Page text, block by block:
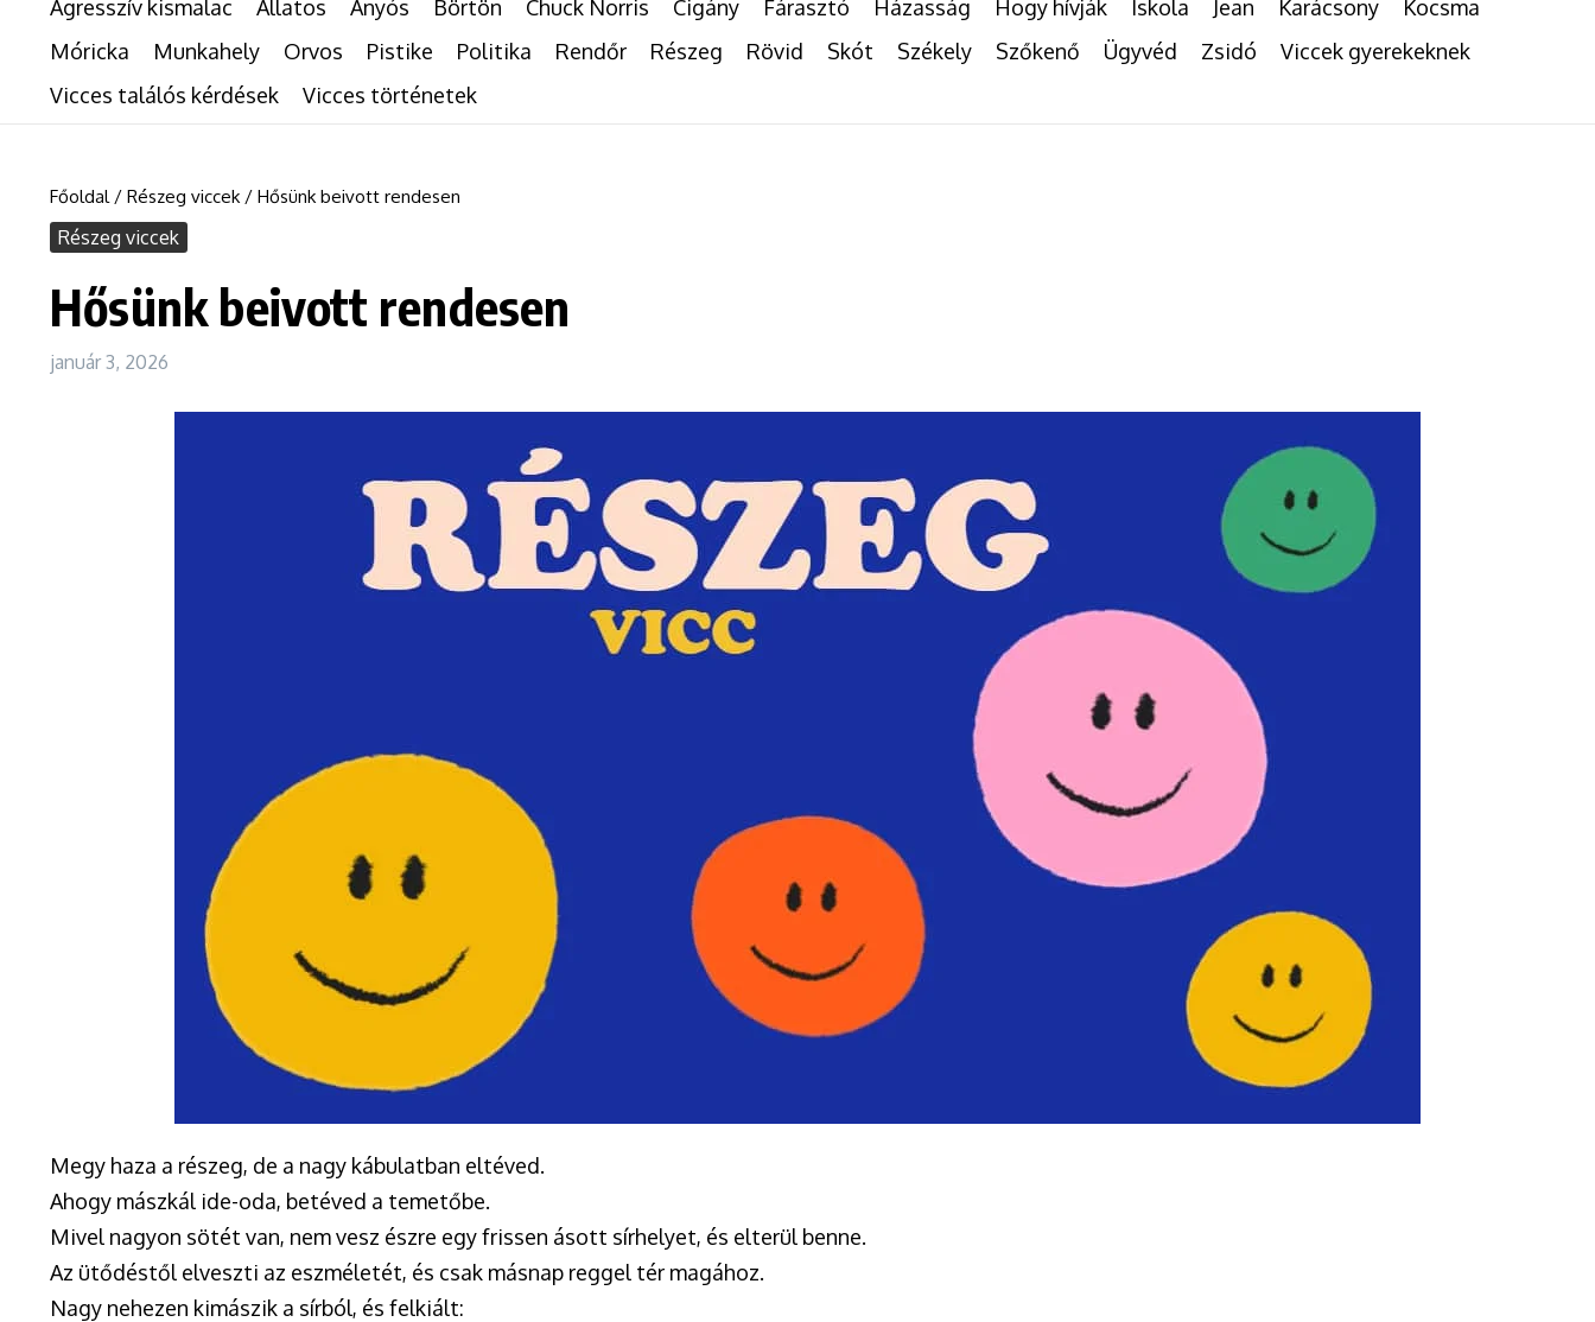
Agresszív kismalac Állatos Anyós Börtön Chuck Norris Cigány Fárasztó Házasság Hogy hívják Iskola Jean Karácsony
Kocsma
Móricka
Munkahely Orvos Pistike Politika Rendőr Részeg Rövid Skót Székely Szőkenő Ügyvéd Zsidó
Viccek gyerekeknek
Vicces találós kérdések
Vicces történetek
Főoldal/ Részeg viccek/ Hősünk beivott rendesen
Részeg viccek
Hősünk beivott rendesen
január 3, 2026
Megy haza a részeg, de a nagy kábulatban eltéved.
Ahogy mászkál ide-oda, betéved a temetőbe.
Mivel nagyon sötét van, nem vesz észre egy frissen ásott sírhelyet, és elterül benne.
Az ütődéstől elveszti az eszméletét, és csak másnap reggel tér magához.
Nagy nehezen kimászik a sírból, és felkiált: